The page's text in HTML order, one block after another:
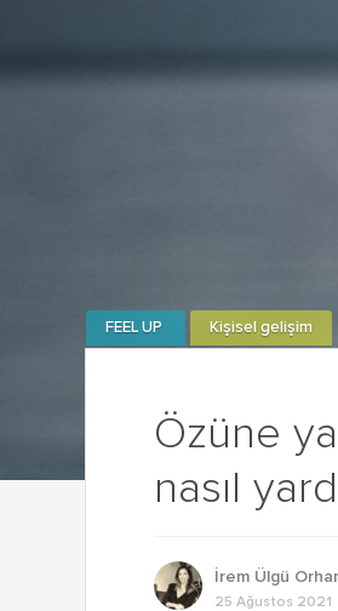
Özüne
nasıl
FEEL UP Kişisel gelişim
İrem Ülgü
25 Ağustos 2021